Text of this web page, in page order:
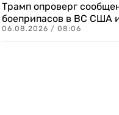
Трамп опроверг
боеприпасов в ВС США
06.08.2026 / 08:06